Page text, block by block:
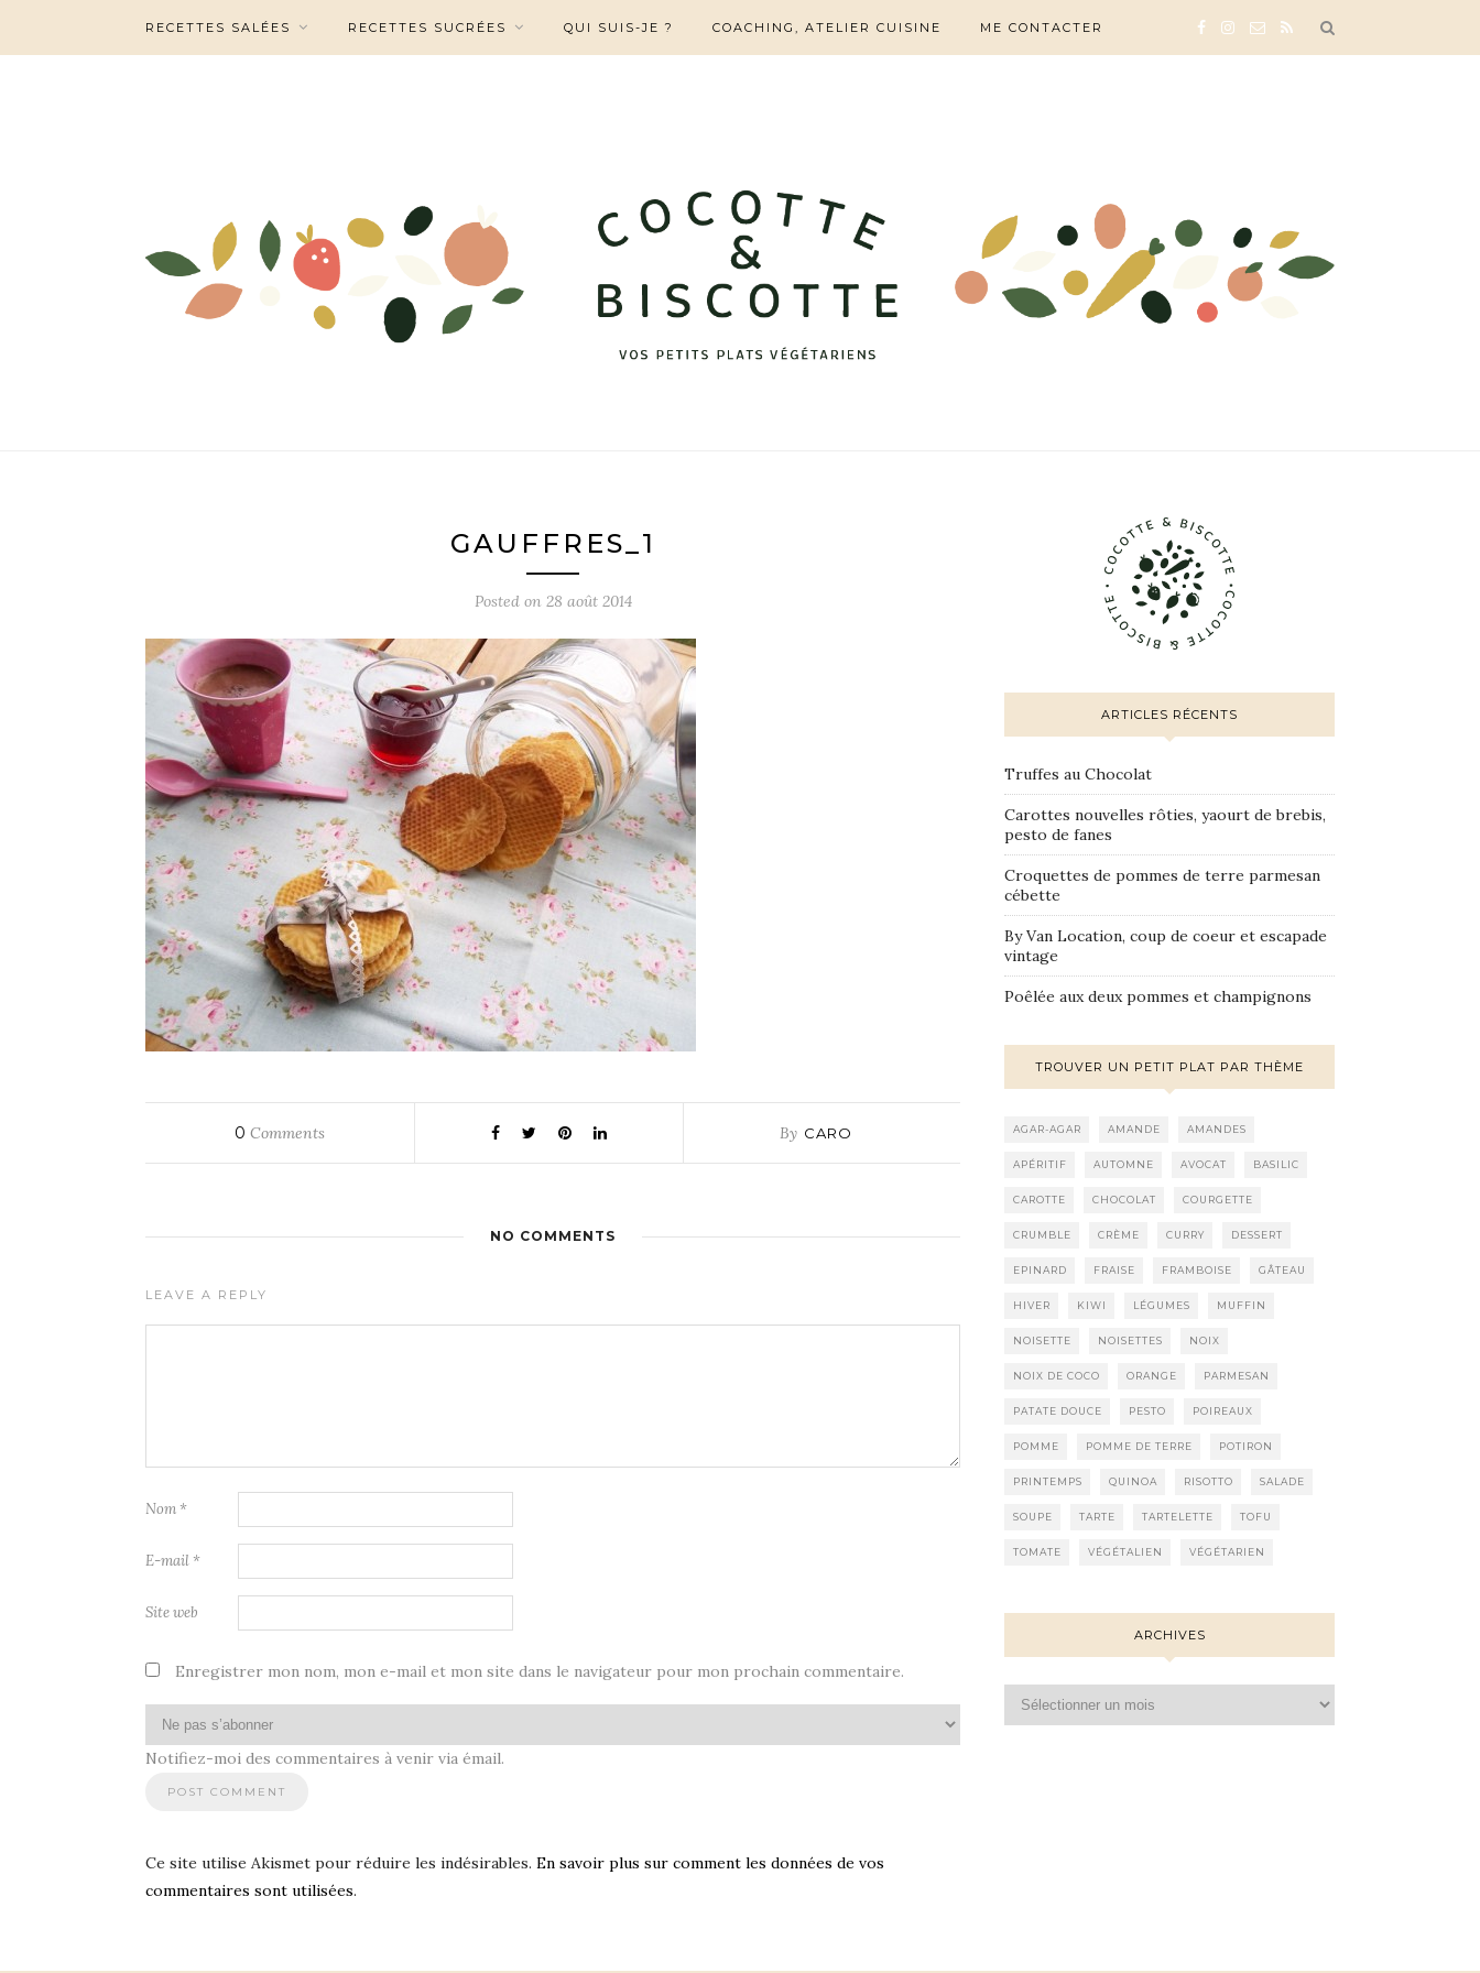
RECETTES SALÉES RECETTES SUCRÉES QUI SUIS-JE ? COACHING, ATELIER CUISINE ME CONTACTER
GAUFFRES_1
Posted on 28 août 2014
0 Comments By CARO
NO COMMENTS
LEAVE A REPLY
Nom *
E-mail *
Site web
Enregistrer mon nom, mon e-mail et mon site dans le navigateur pour mon prochain commentaire.
Notifiez-moi des commentaires à venir via émail.
Ce site utilise Akismet pour réduire les indésirables. En savoir plus sur comment les données de vos
commentaires sont utilisées.
ARTICLES RÉCENTS
Truffes au Chocolat
Carottes nouvelles rôties, yaourt de brebis,
pesto de fanes
Croquettes de pommes de terre parmesan
cébette
By Van Location, coup de coeur et escapade
vintage
Poêlée aux deux pommes et champignons
TROUVER UN PETIT PLAT PAR THÈME
AGAR-AGAR AMANDE AMANDES
APÉRITIF AUTOMNE AVOCAT BASILIC
CAROTTE CHOCOLAT COURGETTE
CRUMBLE CRÈME CURRY DESSERT
EPINARD FRAISE FRAMBOISE GÂTEAU
HIVER KIWI LÉGUMES MUFFIN
NOISETTE NOISETTES NOIX
NOIX DE COCO ORANGE PARMESAN
PATATE DOUCE PESTO POIREAUX
POMME POMME DE TERRE POTIRON
PRINTEMPS QUINOA RISOTTO SALADE
SOUPE TARTE TARTELETTE TOFU
TOMATE VÉGÉTALIEN VÉGÉTARIEN
ARCHIVES